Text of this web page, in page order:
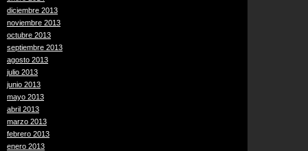
diciembre 2013
noviembre 2013
octubre 2013
septiembre 2013
agosto 2013
julio 2013
junio 2013
mayo 2013
abril 2013
marzo 2013
febrero 2013
enero 2013